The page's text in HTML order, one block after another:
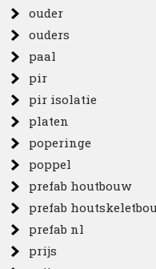
ouder
ouders
paal
pir
pir isolatie
platen
poperinge
poppel
prefab houtbouw
prefab
prefab nl
prijs